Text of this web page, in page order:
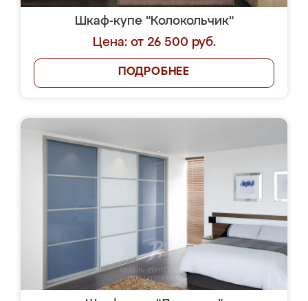
Шкаф-купе "Колокольчик"
Цена: от 26 500 руб.
ПОДРОБНЕЕ